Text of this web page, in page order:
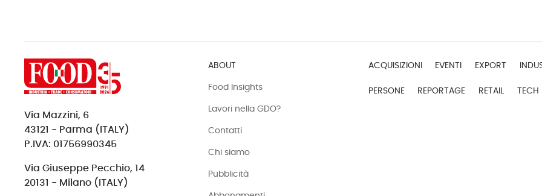
Via Mazzini, 6
43121 - Parma (ITALY)
P.IVA: 01756990345
Via Giuseppe Pecchio, 14
20131 - Milano (ITALY)
ABOUT
Food Insights
Lavori nella GDO?
Contatti
Chi siamo
Pubblicità
ACQUISIZIONI EVENTI EXPORT
PERSONE REPORTAGE RETAIL TECH